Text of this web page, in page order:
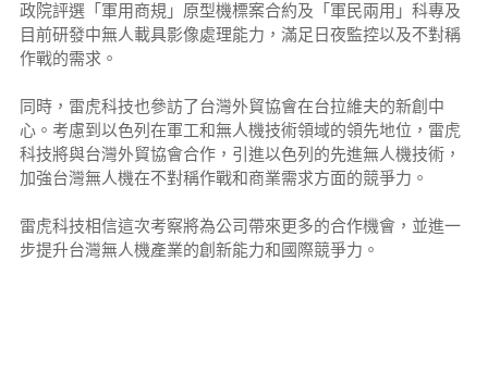
政院評選「軍用商規」原型機標案合約及「軍民兩用」科專及
目前研發中無人載具影像處理能力，滿足日夜監控以及不對稱
作戰的需求。
同時，雷虎科技也參訪了台灣外貿協會在台拉維夫的新創中
心。考慮到以色列在軍工和無人機技術領域的領先地位，雷虎
科技將與台灣外貿協會合作，引進以色列的先進無人機技術，
加強台灣無人機在不對稱作戰和商業需求方面的競爭力。
雷虎科技相信這次考察將為公司帶來更多的合作機會，並進一
步提升台灣無人機產業的創新能力和國際競爭力。